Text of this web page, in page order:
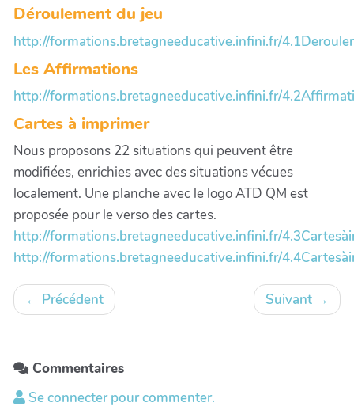
Déroulement du jeu
http://formations.bretagneeducative.infini.fr/
Les Affirmations
http://formations.bretagneeducative.infini.fr/
Cartes à imprimer
Nous proposons 22 situations qui peuvent être
modifiées, enrichies avec des situations vécues
localement. Une planche avec le logo ATD QM est
proposée pour le verso des cartes.
http://formations.bretagneeducative.infini.fr/
http://formations.bretagneeducative.infini.fr/
← Précédent Suivant →
Commentaires
Se connecter pour commenter.